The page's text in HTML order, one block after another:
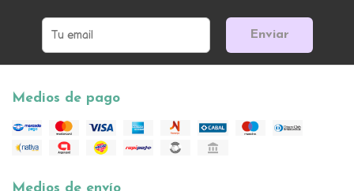
Enviar
Medios de pago
Medios de envío